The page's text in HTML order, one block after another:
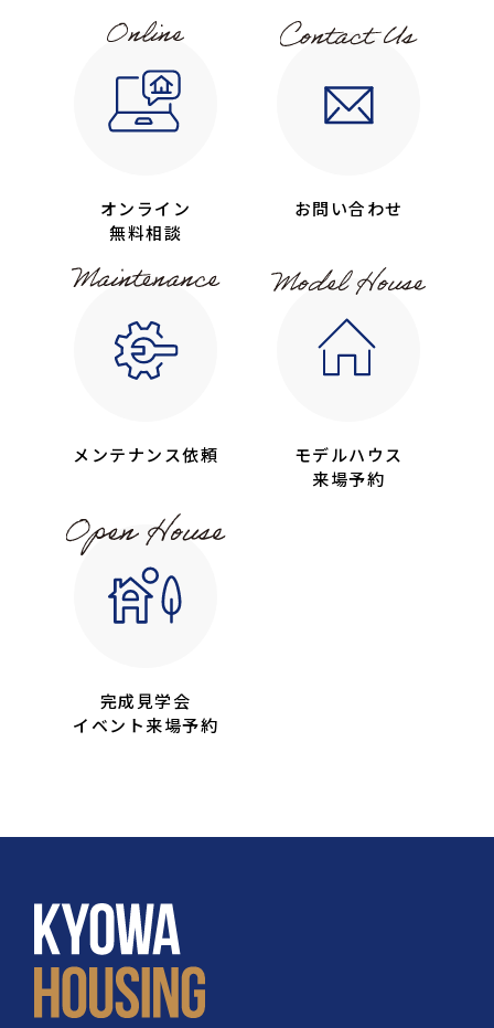
オンライン
無料相談
お問い合わせ
メンテナンス依頼
モデルハウス
来場予約
完成見学会
イベント来場予約